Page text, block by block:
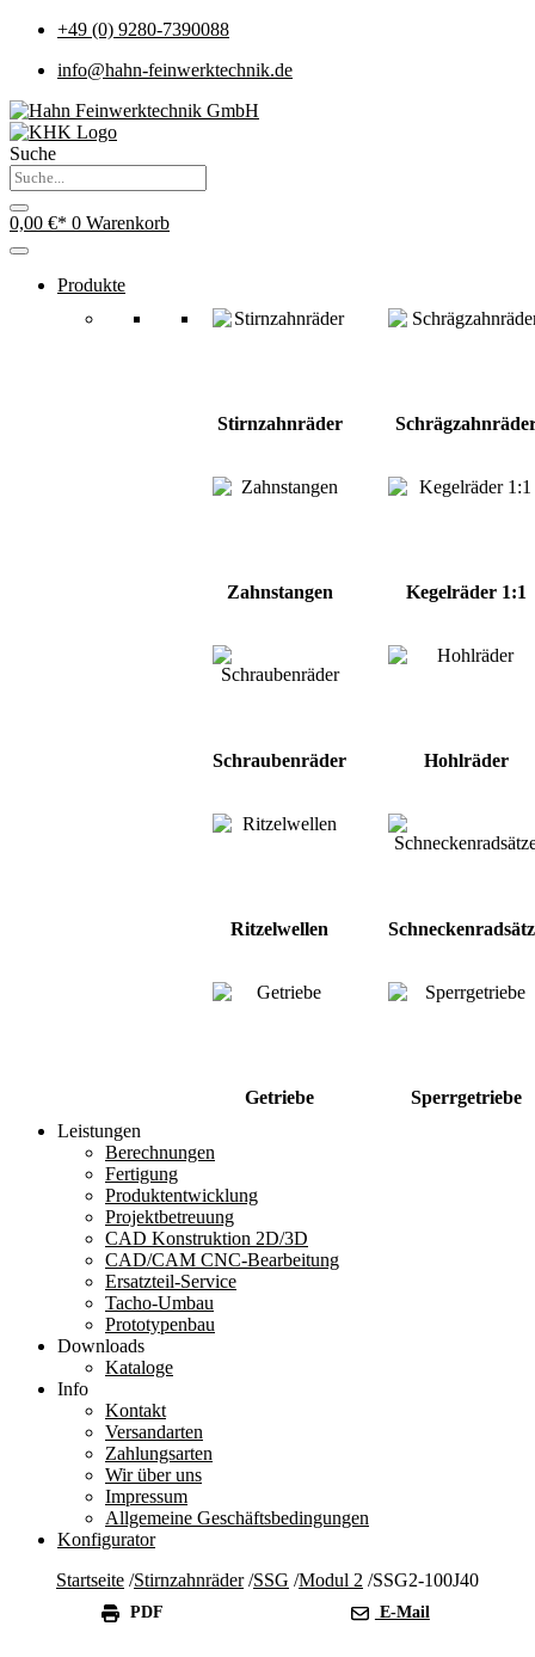
+49 (0) 9280-7390088
info@hahn-feinwerktechnik.de
Suche
0,00 € 0 Warenkorb
Produkte
Stirnzahnräder
Zahnstangen Kegelräder 1:1
Schraubenräder Hohlräder
Ritzelwellen
Getriebe
Sperrgetriebe
Leistungen
Berechnungen
Fertigung
Produktentwicklung
Projektbetreuung
CAD Konstruktion 2D/3D
CAD/CAM CNC-Bearbeitung
Ersatzteil-Service
Tacho-Umbau
Prototypenbau
Downloads
Kataloge
Info
Kontakt
Versandarten
Zahlungsarten
Wir über uns
Impressum
Allgemeine Geschäftsbedingungen
Konfigurator
Startseite /Stirnzahnräder/SSG /Modul 2 /SSG2-100J40
PDF E-Mail